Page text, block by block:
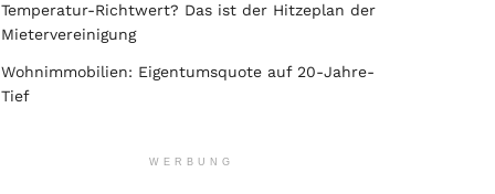
Temperatur-Richtwert? Das ist der Hitzeplan der
Mietervereinigung
Wohnimmobilien: Eigentumsquote auf 20-Jahre-
Tief
WERBUNG